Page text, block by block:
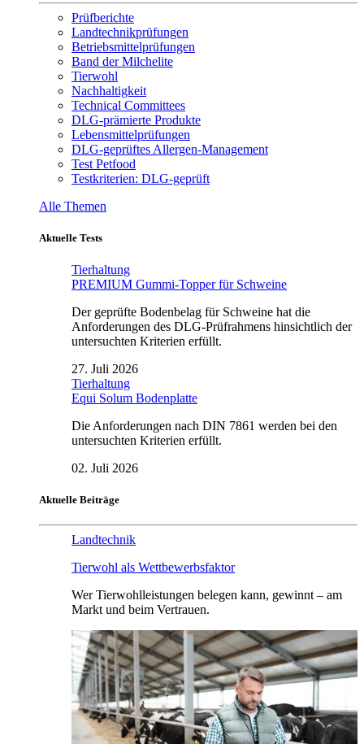
Prüfberichte
Landtechnikprüfungen
Betriebsmittelprüfungen
Band der Milchelite
Tierwohl
Nachhaltigkeit
Technical Committees
DLG-prämierte Produkte
Lebensmittelprüfungen
DLG-geprüftes Allergen-Management
Test Petfood
Testkriterien: DLG-geprüft
Alle Themen
Aktuelle Tests
Tierhaltung
PREMIUM Gummi-Topper für Schweine
Der geprüfte Bodenbelag für Schweine hat die
Anforderungen des DLG-Prüfrahmens hinsichtlich der
untersuchten Kriterien erfüllt.
27. Juli 2026
Tierhaltung
Equi Solum Bodenplatte
Die Anforderungen nach DIN 7861 werden bei den
untersuchten Kriterien erfüllt.
02. Juli 2026
Aktuelle Beiträge
Landtechnik
Tierwohl als Wettbewerbsfaktor
Wer Tierwohlleistungen belegen kann, gewinnt – am
Markt und beim Vertrauen.